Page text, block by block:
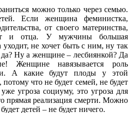
можно только через семью.
Если женщина феминистка,
от своего материнства,
отца. У мужчины большая
не хочет быть с ним, ну так
Ну а женщине – лесбиянкой? Да
Женщине навязывается роль
А какие будут плоды у этой
что не будет семей, не будет
угроза социуму, это угроза для
прямая реализация смерти. Можно
детей – не будет ничего.